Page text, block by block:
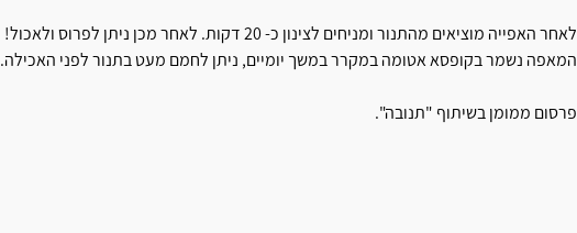
לאחר האפייה מוציאים מהתנור ומניחים לצינון כ- 20 דקות. לאחר מכן ניתן לפרוס ולאכול!
המאפה נשמר בקופסא אטומה במקרר במשך יומיים, ניתן לחמם מעט בתנור לפני האכילה.
פרסום ממומן בשיתוף "תנובה".